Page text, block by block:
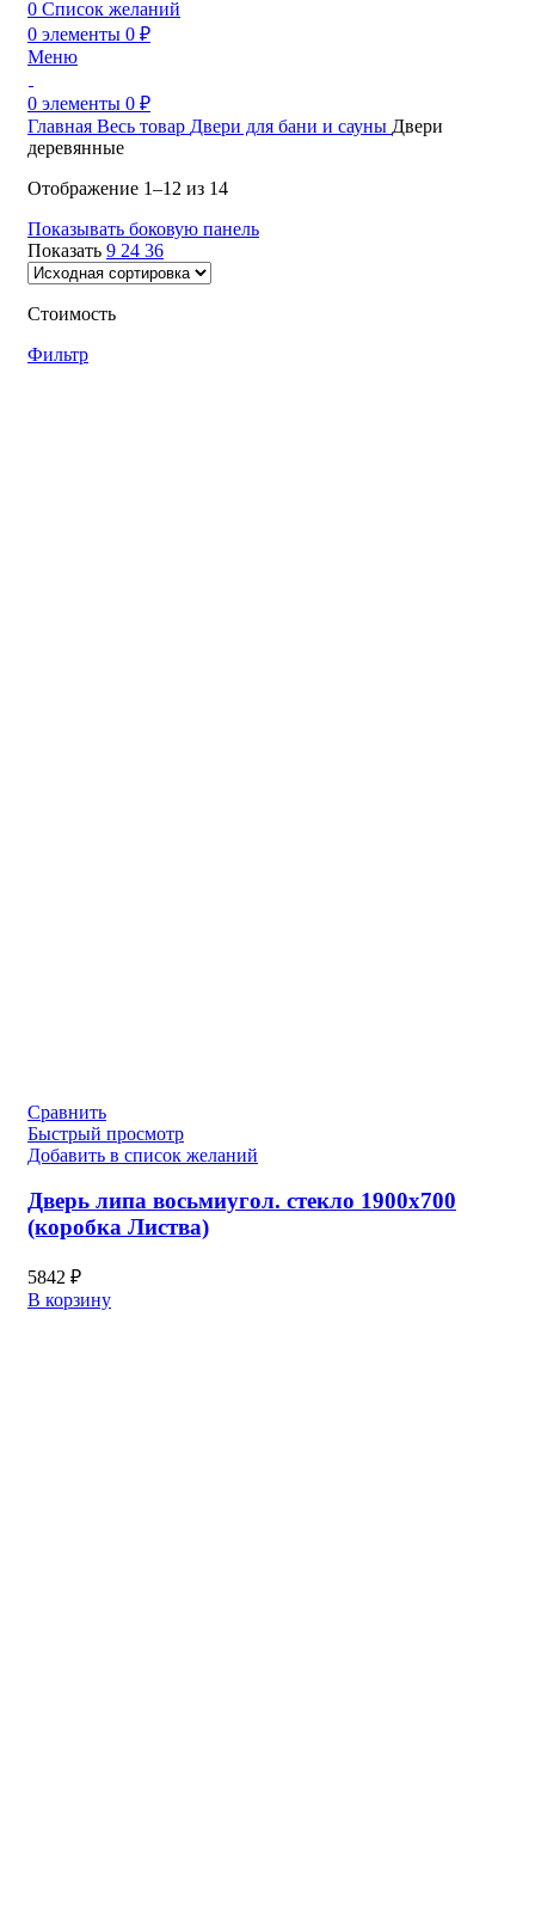
0 Список желаний
0 элементы 0 ₽
Меню
0 элементы 0 ₽
Главная Весь товар Двери для бани и сауны Двери
деревянные
Отображение 1–12 из 14
Показывать боковую панель
Показать 9 24 36
Стоимость
Фильтр
Сравнить
Быстрый просмотр
Добавить в список желаний
Дверь липа восьмиугол. стекло 1900х700
(коробка Листва)
5842 ₽
В корзину